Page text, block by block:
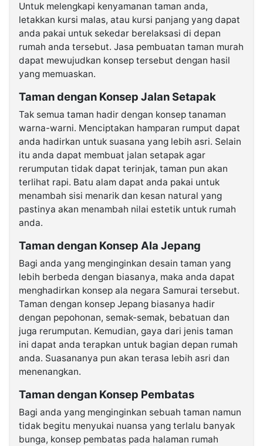
Untuk melengkapi kenyamanan taman anda,
letakkan kursi malas, atau kursi panjang yang dapat
anda pakai untuk sekedar berelaksasi di depan
rumah anda tersebut. Jasa pembuatan taman murah
dapat mewujudkan konsep tersebut dengan hasil
yang memuaskan.
Taman dengan Konsep Jalan Setapak
Tak semua taman hadir dengan konsep tanaman
warna-warni. Menciptakan hamparan rumput dapat
anda hadirkan untuk suasana yang lebih asri. Selain
itu anda dapat membuat jalan setapak agar
rerumputan tidak dapat terinjak, taman pun akan
terlihat rapi. Batu alam dapat anda pakai untuk
menambah sisi menarik dan kesan natural yang
pastinya akan menambah nilai estetik untuk rumah
anda.
Taman dengan Konsep Ala Jepang
Bagi anda yang menginginkan desain taman yang
lebih berbeda dengan biasanya, maka anda dapat
menghadirkan konsep ala negara Samurai tersebut.
Taman dengan konsep Jepang biasanya hadir
dengan pepohonan, semak-semak, bebatuan dan
juga rerumputan. Kemudian, gaya dari jenis taman
ini dapat anda terapkan untuk bagian depan rumah
anda. Suasananya pun akan terasa lebih asri dan
menenangkan.
Taman dengan Konsep Pembatas
Bagi anda yang menginginkan sebuah taman namun
tidak begitu menyukai nuansa yang terlalu banyak
bunga, konsep pembatas pada halaman rumah